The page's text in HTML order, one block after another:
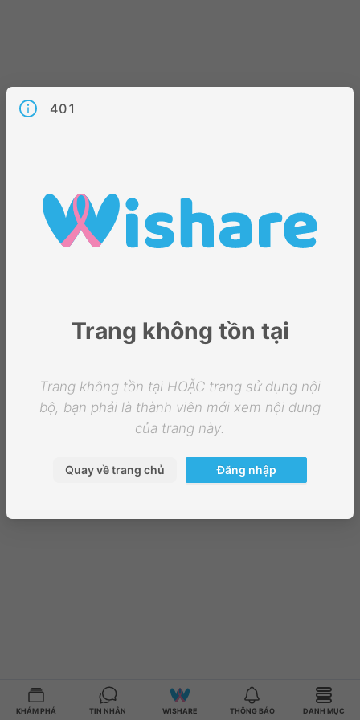
KHÁM PHÁ TIN NHẮN WISHARE THÔNG BÁO DANH MỤC
401
Trang không tồn tại
Trang không tồn tại HOẶC trang sử dụng nội
bộ, bạn phải là thành viên mới xem nội dung
của trang này.
Quay về trang chủ Đăng nhập